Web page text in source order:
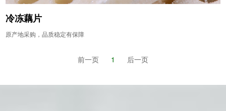
冷冻藕片
原产地采购，品质稳定有保障
前一页 1 后一页